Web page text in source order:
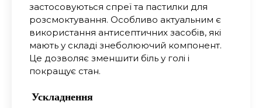
застосовуються спреї та пастилки для
розсмоктування. Особливо актуальним є
використання антисептичних засобів, які
мають у складі знеболюючий компонент.
Це дозволяє зменшити біль у голі і
покращує стан.
Ускладнення